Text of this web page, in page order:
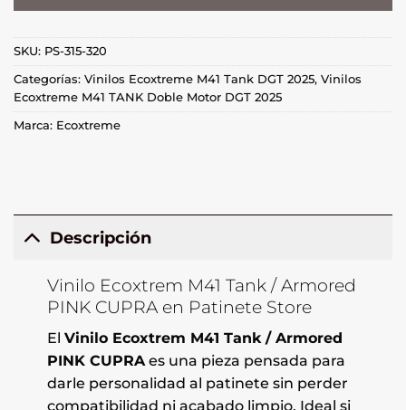
SKU: PS-315-320
Categorías: Vinilos Ecoxtreme M41 Tank DGT 2025, Vinilos
Ecoxtreme M41 TANK Doble Motor DGT 2025
Marca: Ecoxtreme
Descripción
Vinilo Ecoxtrem M41 Tank / Armored
PINK CUPRA en Patinete Store
El Vinilo Ecoxtrem M41 Tank / Armored
PINK CUPRAes una pieza pensada para
darle personalidad al patinete sin perder
compatibilidad ni acabado limpio. Ideal si